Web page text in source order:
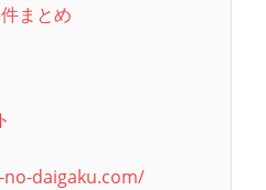
まとめ
daigaku.com/